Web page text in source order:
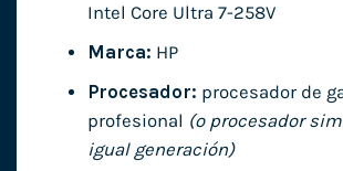
Intel Core Ultra 7-258V
Marca: HP
Procesador: procesador de
profesional (o procesador
igual generación)